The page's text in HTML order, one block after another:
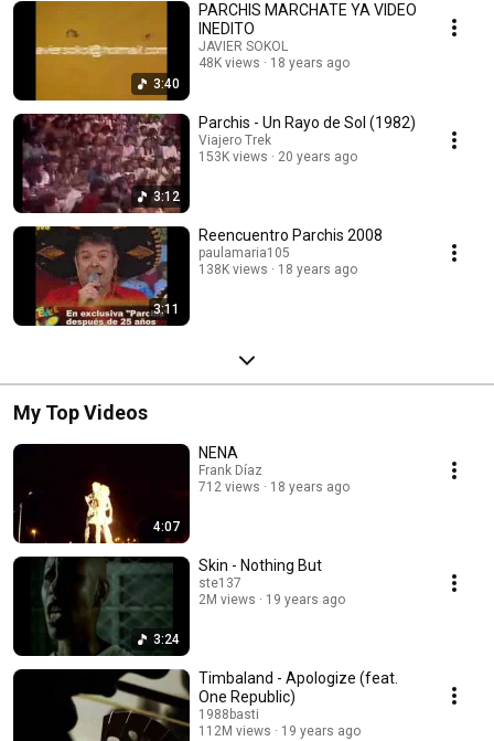
3:40
PARCHIS MARCHATE YA VIDEO
INEDITO
JAVIER SOKOL
48K views
18 years ago
3:12
Parchis - Un Rayo de Sol (1982)
Viajero Trek
153K views
20 years ago
3:11
Reencuentro Parchis 2008
paulamaria105
138K views
18 years ago
My Top Videos
4:07
NENA
Frank Díaz
712 views
18 years ago
3:24
Skin - Nothing But
ste137
2M views
19 years ago
Timbaland - Apologize (feat.
One Republic)
1988basti
112M views
19 years ago